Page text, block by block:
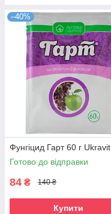
–40%
Фунгіцид Гарт 60 г Ukravit
Готово до відправки
84 ₴ 140 ₴
Купити